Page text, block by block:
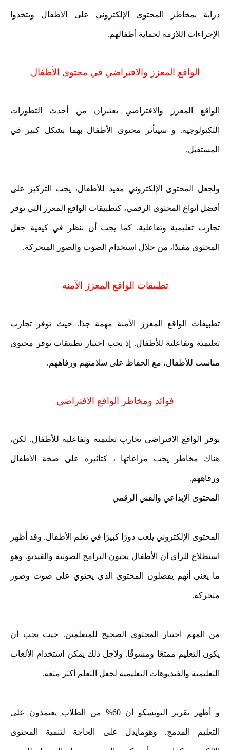
دراية بمخاطر المحتوى الإلكتروني على الأطفال ويتخذوا
الإجراءات اللازمة لحماية أطفالهم.
الواقع المعزز والافتراضي في محتوى الأطفال
الواقع المعزز والافتراضي يعتبران من أحدث التطورات
التكنولوجية. و سيتأثر محتوى الأطفال بهما بشكل كبير في
المستقبل.
ولجعل المحتوى الإلكتروني مفيد للأطفال، يجب التركيز على
أفضل أنواع المحتوى الرقمي، كتطبيقات الواقع المعزز التي توفر
تجارب تعليمية وتفاعلية. كما يجب أن ننظر في كيفية جعل
المحتوى مفيدًا، من خلال استخدام الصوت والصور المتحركة.
تطبيقات الواقع المعزز الآمنة
تطبيقات الواقع المعزز الآمنة مهمة جدًا. حيث توفر تجارب
تعليمية وتفاعلية للأطفال. إذ يجب اختيار تطبيقات توفر محتوى
مناسب للأطفال، مع الحفاظ على سلامتهم ورفاههم.
فوائد ومخاطر الواقع الافتراضي
يوفر الواقع الافتراضي تجارب تعليمية وتفاعلية للأطفال. لكن،
هناك مخاطر يجب مراعاتها ، كتأثيره على صحة الأطفال
ورفاههم.
المحتوى الإبداعي والفني الرقمي
المحتوى الإلكتروني يلعب دورًا كبيرًا في تعلم الأطفال. وقد أظهر
استطلاع للرأي أن الأطفال يحبون البرامج الصوتية والفيديو. وهو
ما يعني أنهم يفضلون المحتوى الذي يحتوي على صوت وصور
متحركة.
من المهم اختيار المحتوى الصحيح للمتعلمين. حيث يجب أن
يكون التعليم ممتعًا ومشوقًا. ولأجل ذلك يمكن استخدام الألعاب
التعليمية والفيديوهات التعليمية لجعل التعلم أكثر متعة.
و أظهر تقرير اليونسكو أن 60% من الطلاب يعتمدون على
التعليم المدمج. وهومايدل على الحاجة لتنمية المحتوى